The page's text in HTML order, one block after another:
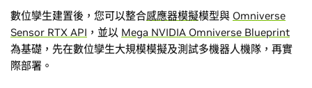
數位孿生建置後，您可以整合感應器模擬模型與 Omniverse
Sensor RTX API ，並以 Mega NVIDIA Omniverse Blueprint
為基礎，先在數位孿生大規模模擬及測試多機器人機隊，再實
際部署。